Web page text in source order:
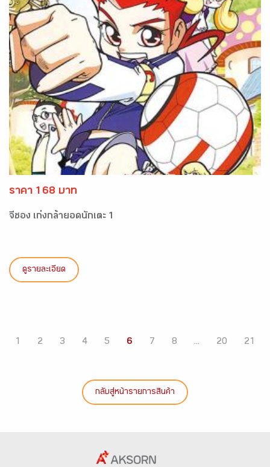
ราคา 168 บาท
จีซอง เก่งกล้ายอดนักเตะ 1
ดูรายละเอียด
1 2 3 4 5 6 7 8 ... 20 21
กลับสู่หน้ารายการสินค้า